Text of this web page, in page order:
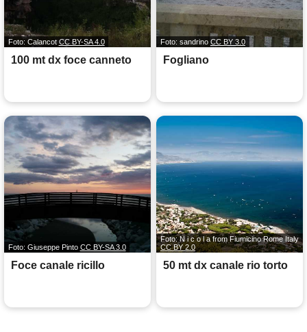
Foto: Calancot CC BY-SA 4.0
100 mt dx foce canneto
Foto: sandrino CC BY 3.0
Fogliano
Foto: Giuseppe Pinto CC BY-SA 3.0
Foce canale ricillo
Foto: N i c o l a from Fiumicino Rome Italy
CC BY 2.0
50 mt dx canale rio torto